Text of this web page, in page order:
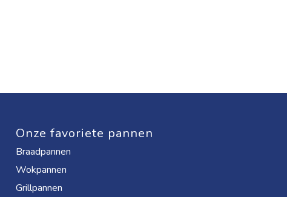
Onze favoriete pannen
Braadpannen
Wokpannen
Grillpannen